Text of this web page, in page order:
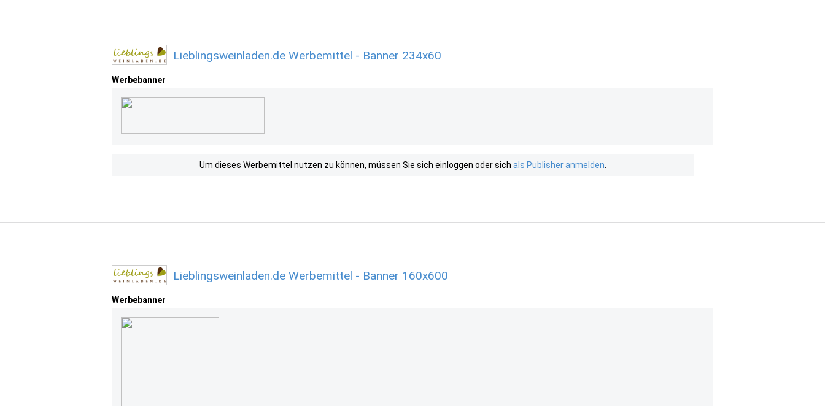
Lieblingsweinladen.de Werbemittel - Banner 234x60
Werbebanner
Um dieses Werbemittel nutzen zu können, müssen Sie sich einloggen oder sich als Publisher anmelden
Lieblingsweinladen.de Werbemittel - Banner 160x600
Werbebanner